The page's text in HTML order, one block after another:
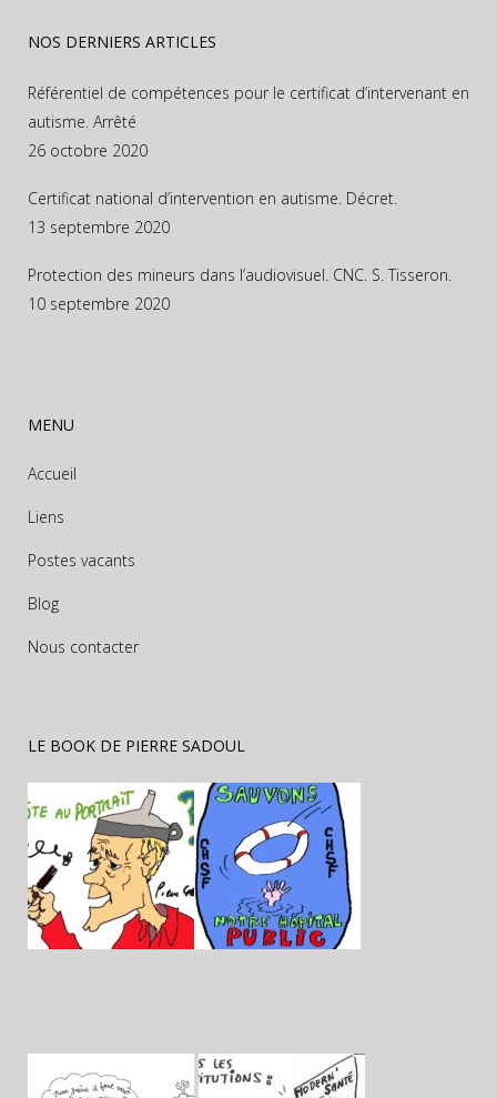
NOS DERNIERS ARTICLES
Référentiel de compétences pour le certificat d’intervenant en
autisme. Arrêté
26 octobre 2020
Certificat national d’intervention en autisme. Décret.
13 septembre 2020
Protection des mineurs dans l’audiovisuel. CNC. S. Tisseron.
10 septembre 2020
MENU
Accueil
Liens
Postes vacants
Blog
Nous contacter
LE BOOK DE PIERRE SADOUL